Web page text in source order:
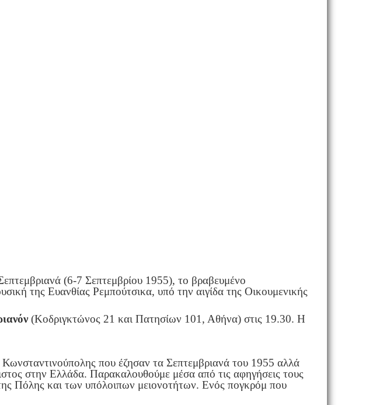
(6-7 Σεπτεμβρίου 1955), το βραβευμένο
της Ευανθίας Ρεμπούτσικα, υπό την αιγίδα της Οικουμενικής
(Κοδριγκτώνος 21 και Πατησίων 101, Αθήνα) στις 19.30. Η
που έζησαν τα Σεπτεμβριανά του 1955 αλλά
στην Ελλάδα. Παρακαλουθούμε μέσα από τις αφηγήσεις τους
Πόλης και των υπόλοιπων μειονοτήτων. Ενός πογκρόμ που